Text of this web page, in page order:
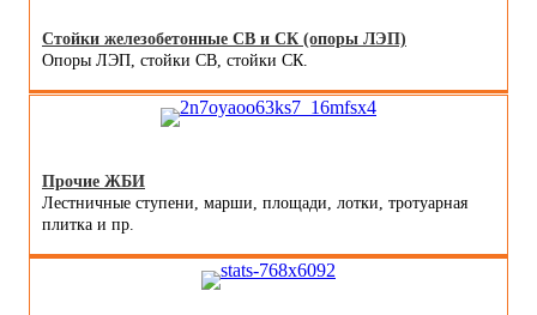
Стойки железобетонные СВ и СК (опоры ЛЭП)
Опоры ЛЭП, стойки СВ, стойки СК.
Прочие ЖБИ
Лестничные ступени, марши, площади, лотки, тротуарная
плитка и пр.